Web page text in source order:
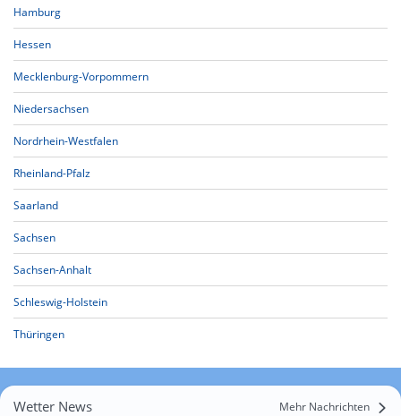
Hamburg
Hessen
Mecklenburg-Vorpommern
Niedersachsen
Nordrhein-Westfalen
Rheinland-Pfalz
Saarland
Sachsen
Sachsen-Anhalt
Schleswig-Holstein
Thüringen
Wetter News Mehr Nachrichten